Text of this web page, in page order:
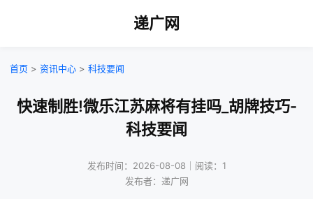
递广网
首页 > 资讯中心 > 科技要闻
快速制胜!微乐江苏麻将有挂吗_胡牌技巧-
科技要闻
发布时间：2026-08-08｜阅读：1
发布者：递广网